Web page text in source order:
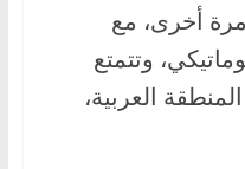
مرة أخرى، مع
وتتمتع
العربية،